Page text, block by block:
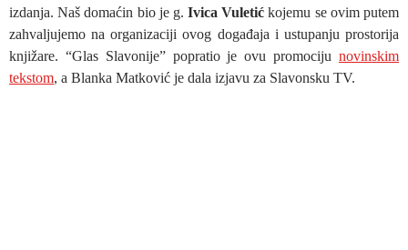
izdanja. Naš domaćin bio je g.Ivica Vuletić kojemu se ovim putem
zahvaljujemo na organizaciji ovog događaja i ustupanju prostorija
knjižare. “Glas Slavonije” popratio je ovu promociju novinskim
tekstom, a Blanka Matković je dala izjavu za Slavonsku TV.